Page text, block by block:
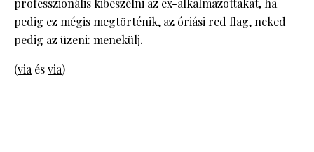
professzionális kibeszélni az ex-alkalmazottakat, ha
pedig ez mégis megtörténik, az óriási red flag, neked
pedig az üzeni: menekülj.
(viaésvia)